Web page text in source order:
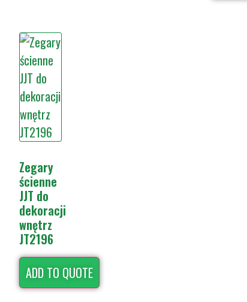
Zegary
ścienne
JJT do
dekoracji
wnętrz
JT2196
ADD TO QUOTE